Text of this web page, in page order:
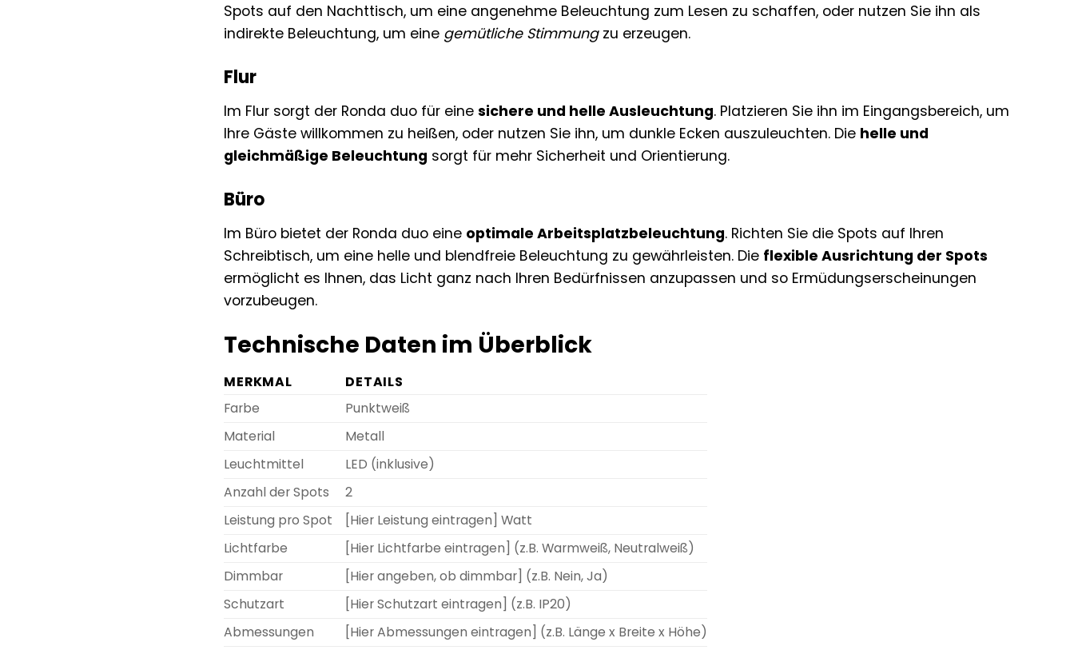
Spots auf den Nachttisch, um eine angenehme Beleuchtung zum Lesen zu schaffen, oder nutzen Sie ihn als
indirekte Beleuchtung, um eine gemütliche Stimmungzu erzeugen.
Flur
Im Flur sorgt der Ronda duo für einesichere und helle Ausleuchtung. Platzieren Sie ihn im Eingangsbereich, um
Ihre Gäste willkommen zu heißen, oder nutzen Sie ihn, um dunkle Ecken auszuleuchten. Die helle und
gleichmäßige Beleuchtung sorgt für mehr Sicherheit und Orientierung.
Büro
Im Büro bietet der Ronda duo eine optimale Arbeitsplatzbeleuchtung. Richten Sie die Spots auf Ihren
Schreibtisch, um eine helle und blendfreie Beleuchtung zu gewährleisten. Die flexible Ausrichtung der Spots
ermöglicht es Ihnen, das Licht ganz nach Ihren Bedürfnissen anzupassen und so Ermüdungserscheinungen
vorzubeugen.
Technische Daten im Überblick
MERKMAL
DETAILS
Farbe
Punktweiß
Material
Metall
Leuchtmittel
LED (inklusive)
Anzahl der Spots
2
Leistung pro Spot
[Hier Leistung eintragen] Watt
Lichtfarbe
[Hier Lichtfarbe eintragen] (z.B. Warmweiß, Neutralweiß)
Dimmbar
[Hier angeben, ob dimmbar] (z.B. Nein, Ja)
Schutzart
[Hier Schutzart eintragen] (z.B. IP20)
Abmessungen
[Hier Abmessungen eintragen] (z.B. Länge x Breite x Höhe)